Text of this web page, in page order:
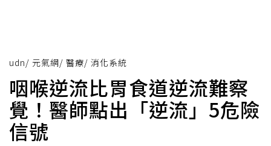
udn/ 元氣網/ 醫療/ 消化系統
咽喉逆流比胃食道逆流難察
覺！醫師點出「逆流」5危險
信號